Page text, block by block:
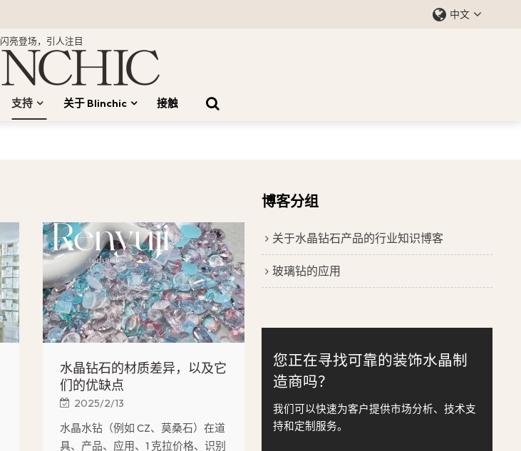
中文
闪亮登场，引人注目
支持 关于 Blinchic 接触
水晶钻石的材质差异，以及它
们的优缺点
2025/2/13
水晶水钻（例如 CZ、莫桑石）在道
具、产品、应用、1 克拉价格、识别
博客分组
关于水晶钻石产品的行业知识博客
玻璃钻的应用
您正在寻找可靠的装饰水晶制
造商吗？
我们可以快速为客户提供市场分析、技术支
持和定制服务。